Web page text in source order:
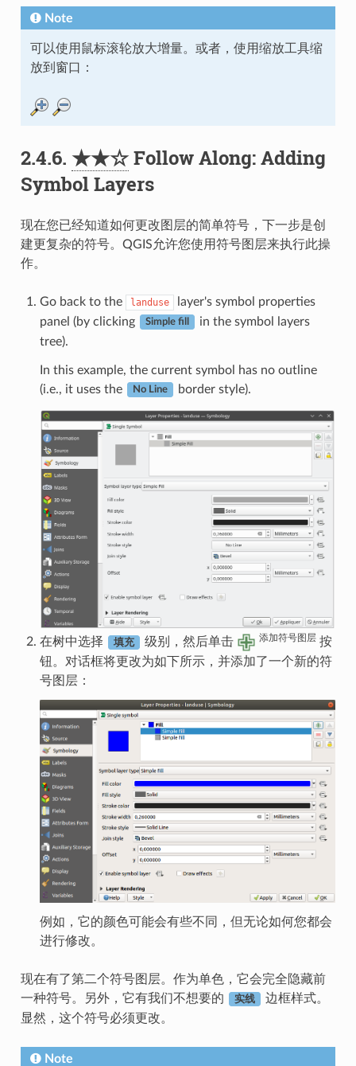
Note
可以使用鼠标滚轮放大增量。或者，使用缩放工具缩
放到窗口：
2.4.6. ★★☆Follow Along: Adding
Symbol Layers
现在您已经知道如何更改图层的简单符号，下一步是创
建更复杂的符号。QGIS允许您使用符号图层来执行此操
作。
Go back to the landuse
layer's symbol properties
panel (by clicking
Simple fill
in the symbol layers
tree).
In this example, the current symbol has no outline
(i.e., it uses the
No Line border style).
在树中选择 填充 级别，然后单击 添加符号图层按
钮。对话框将更改为如下所示，并添加了一个新的符
号图层：
例如，它的颜色可能会有些不同，但无论如何您都会
进行修改。
现在有了第二个符号图层。作为单色，它会完全隐藏前
一种符号。另外，它有我们不想要的
实线
边框样式。
显然，这个符号必须更改。
Note